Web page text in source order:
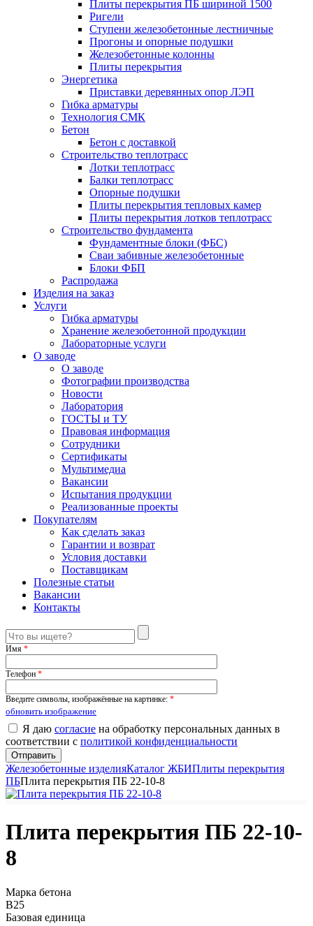
Плиты перекрытия ПБ шириной 1500
Ригели
Ступени железобетонные лестничные
Прогоны и опорные подушки
Железобетонные колонны
Плиты перекрытия
Энергетика
Приставки деревянных опор ЛЭП
Гибка арматуры
Технология СМК
Бетон
Бетон с доставкой
Строительство теплотрасс
Лотки теплотрасс
Балки теплотрасс
Опорные подушки
Плиты перекрытия тепловых камер
Плиты перекрытия лотков теплотрасс
Строительство фундамента
Фундаментные блоки (ФБС)
Сваи забивные железобетонные
Блоки ФБП
Распродажа
Изделия на заказ
Услуги
Гибка арматуры
Хранение железобетонной продукции
Лабораторные услуги
О заводе
О заводе
Фотографии производства
Новости
Лаборатория
ГОСТЫ и ТУ
Правовая информация
Сотрудники
Сертификаты
Мультимедиа
Вакансии
Испытания продукции
Реализованные проекты
Покупателям
Как сделать заказ
Гарантии и возврат
Условия доставки
Поставщикам
Полезные статьи
Вакансии
Контакты
Имя *
Телефон *
Введите символы, изображённые на картинке: *
обновить изображение
Я даю согласие на обработку персональных данных в
соответствии с политикой конфиденциальности
Железобетонные изделияКаталог ЖБИПлиты перекрытия
ПБПлита перекрытия ПБ 22-10-8
Плита перекрытия ПБ 22-10-
8
Марка бетона
B25
Базовая единица